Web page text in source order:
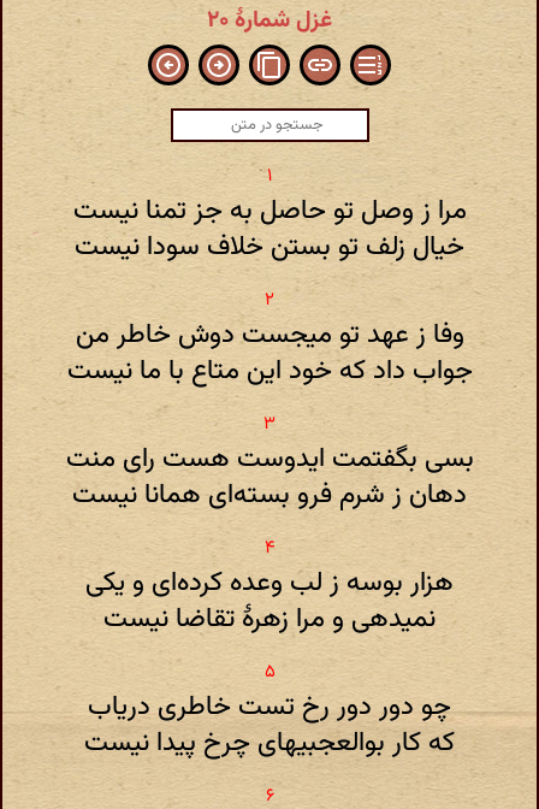
غزل شمارهٔ ۲۰
مرا ز وصل تو حاصل به جز تمنا نیست
خیال زلف تو بستن خلاف سودا نیست
وفا ز عهد تو میجست دوش خاطر من
جواب داد که خود این متاع با ما نیست
بسی بگفتمت ایدوست هست رای منت
دهان ز شرم فرو بسته‌ای همانا نیست
هزار بوسه ز لب وعده کرده‌ای و یکی
نمیدهی و مرا زهرهٔ تقاضا نیست
چو دور دور رخ تست خاطری دریاب
که کار بوالعجبیهای چرخ پیدا نیست